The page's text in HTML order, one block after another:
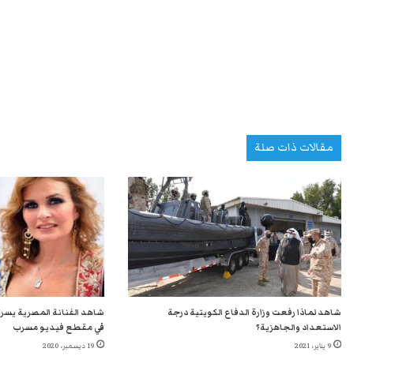
مقالات ذات صلة
شاهد لماذا رفعت وزارة الدفاع الكويتية درجة
الاستعداد والجاهزية؟
9 يناير، 2021
شاهد الفنانة المصرية
في مقطع فيديو مسرب
19 ديسمبر، 2020